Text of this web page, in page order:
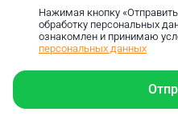
Программное
редактирования
интерфейс оператора с
исполнительными
ЧПУ поддерживают
Нажимая кнопку
обработку персональных
ознакомлен и принимаю
персональных данных